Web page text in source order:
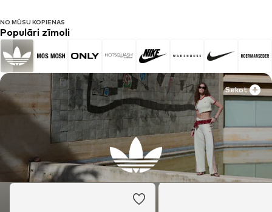
NO MŪSU KOPIENAS
Populāri zīmoli
Sekot
Sekot